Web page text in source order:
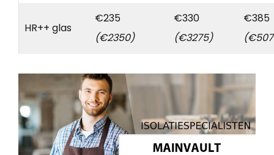
HR++ glas
€235
(€2350)
€330
(€3275)
€385